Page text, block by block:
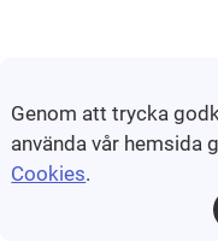
Genom att trycka
använda vår hemsida
Cookies.